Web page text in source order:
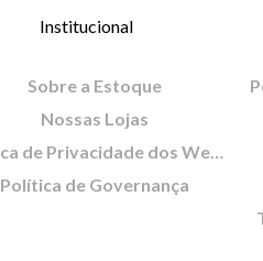
Institucional
Sobre a Estoque
Nossas Lojas
Política de Privacidade dos Websites
Política de Governança